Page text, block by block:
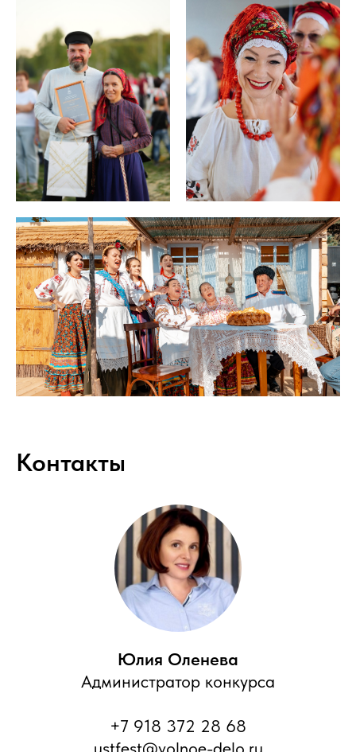
Контакты
Юлия Оленева
Администратор конкурса
+7 918 372 28 68
ustfest@volnoe-delo.ru